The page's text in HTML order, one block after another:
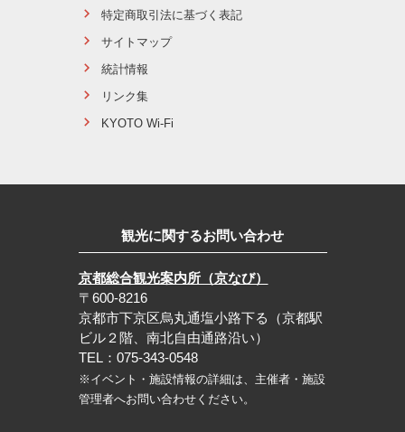
特定商取引法に基づく表記
サイトマップ
統計情報
リンク集
KYOTO Wi-Fi
観光に関するお問い合わせ
京都総合観光案内所（京なび）
〒600-8216
京都市下京区烏丸通塩小路下る（京都駅
ビル２階、南北自由通路沿い）
TEL：075-343-0548
※イベント・施設情報の詳細は、主催者・施設
管理者へお問い合わせください。